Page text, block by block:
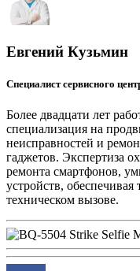
Евгений Кузьмин
Специалист сервисного
Более двадцати лет
специализация на
неисправностей и
гаджетов. Экспертиза
ремонта смартфонов,
устройств,
техническом вызове.